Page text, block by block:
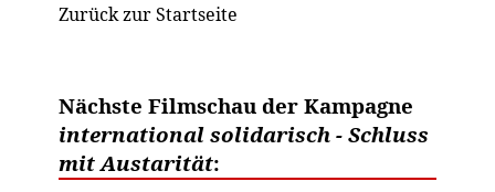
Zurück zur Startseite
Nächste Filmschau der Kampagne
international solidarisch - Schluss
mit Austarität: